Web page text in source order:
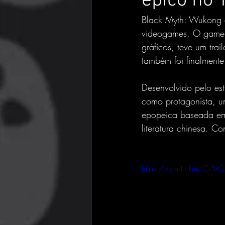
Black Myth:
videogames. O
gráficos, teve um
também foi
Desenvolvido pelo
como protagonista,
epopeica baseada
literatura chinesa.
https://youtu.be/